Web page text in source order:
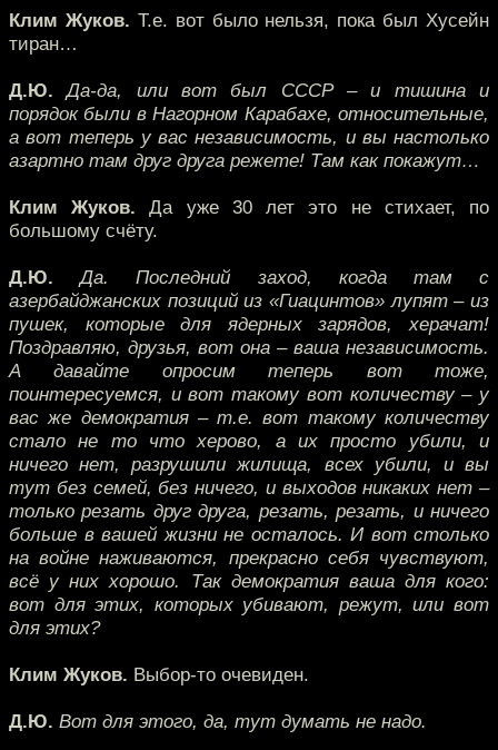
Клим Жуков. Т.е. вот было нельзя, пока был Хусейн
тиран…
Д.Ю. Да-да, или вот был СССР – и тишина и
порядок были в Нагорном Карабахе, относительные,
а вот теперь у вас независимость, и вы настолько
азартно там друг друга режете! Там как покажут…
Клим Жуков. Да уже 30 лет это не стихает, по
большому счёту.
Д.Ю. Да. Последний заход, когда там с
азербайджанских позиций из «Гиацинтов» лупят – из
пушек, которые для ядерных зарядов, херачат!
Поздравляю, друзья, вот она – ваша независимость.
А давайте опросим теперь вот тоже,
поинтересуемся, и вот такому вот количеству – у
вас же демократия – т.е. вот такому количеству
стало не то что херово, а их просто убили, и
ничего нет, разрушили жилища, всех убили, и вы
тут без семей, без ничего, и выходов никаких нет –
только резать друг друга, резать, резать, и ничего
больше в вашей жизни не осталось. И вот столько
на войне наживаются, прекрасно себя чувствуют,
всё у них хорошо. Так демократия ваша для кого:
вот для этих, которых убивают, режут, или вот
для этих?
Клим Жуков. Выбор-то очевиден.
Д.Ю. Вот для этого, да, тут думать не надо.